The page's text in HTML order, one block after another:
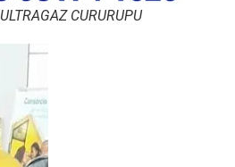
ULTRAGAZ CURURUPU